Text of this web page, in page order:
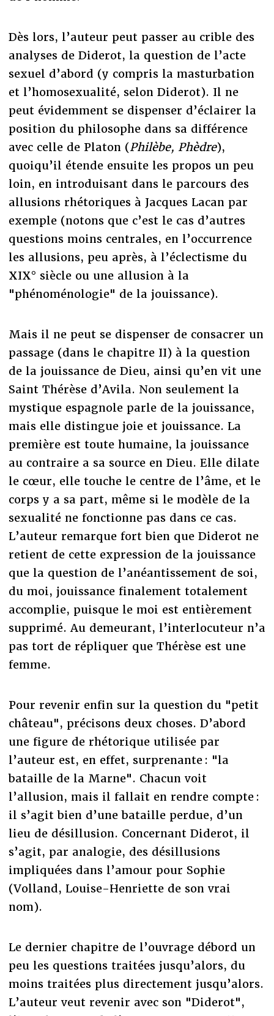
Dès lors, l’auteur peut passer au crible des
analyses de Diderot, la question de l’acte
sexuel d’abord (y compris la masturbation
et l’homosexualité, selon Diderot). Il ne
peut évidemment se dispenser d’éclairer la
position du philosophe dans sa différence
avec celle de Platon (Philèbe, Phèdre),
quoiqu’il étende ensuite les propos un peu
loin, en introduisant dans le parcours des
allusions rhétoriques à Jacques Lacan par
exemple (notons que c’est le cas d’autres
questions moins centrales, en l’occurrence
les allusions, peu après, à l’éclectisme du
XIX° siècle ou une allusion à la
"phénoménologie" de la jouissance).
Mais il ne peut se dispenser de consacrer un
passage (dans le chapitre II) à la question
de la jouissance de Dieu, ainsi qu’en vit une
Saint Thérèse d’Avila. Non seulement la
mystique espagnole parle de la jouissance,
mais elle distingue joie et jouissance. La
première est toute humaine, la jouissance
au contraire a sa source en Dieu. Elle dilate
le cœur, elle touche le centre de l’âme, et le
corps y a sa part, même si le modèle de la
sexualité ne fonctionne pas dans ce cas.
L’auteur remarque fort bien que Diderot ne
retient de cette expression de la jouissance
que la question de l’anéantissement de soi,
du moi, jouissance finalement totalement
accomplie, puisque le moi est entièrement
supprimé. Au demeurant, l’interlocuteur n’a
pas tort de répliquer que Thérèse est une
femme.
Pour revenir enfin sur la question du "petit
château", précisons deux choses. D’abord
une figure de rhétorique utilisée par
l’auteur est, en effet, surprenante : "la
bataille de la Marne". Chacun voit
l’allusion, mais il fallait en rendre compte :
il s’agit bien d’une bataille perdue, d’un
lieu de désillusion. Concernant Diderot, il
s’agit, par analogie, des désillusions
impliquées dans l’amour pour Sophie
(Volland, Louise-Henriette de son vrai
nom).
Le dernier chapitre de l’ouvrage débord un
peu les questions traitées jusqu’alors, du
moins traitées plus directement jusqu’alors.
L’auteur veut revenir avec son "Diderot",